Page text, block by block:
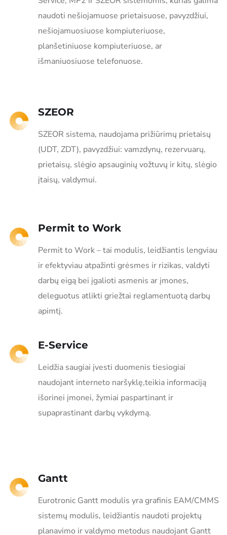
naudoti nešiojamuose prietaisuose, pavyzdžiui,
nešiojamuosiuose kompiuteriuose,
planšetiniuose kompiuteriuose, ar
išmaniuosiuose telefonuose.
SZEOR
SZEOR sistema, naudojama prižiūrimų prietaisų
(UDT, ZDT), pavyzdžiui: vamzdynų, rezervuarų,
prietaisų, slėgio apsauginių vožtuvų ir kitų, slėgio
įtaisų, valdymui.
Permit to Work
Permit to Work – tai modulis, leidžiantis lengviau
ir efektyviau atpažinti grėsmes ir rizikas, valdyti
darbų eigą bei įgalioti asmenis ar įmones,
deleguotus atlikti griežtai reglamentuotą darbų
apimtį.
E-Service
Leidžia saugiai įvesti duomenis tiesiogiai
naudojant interneto naršyklę,teikia informaciją
išorinei įmonei, žymiai paspartinant ir
supaprastinant darbų vykdymą.
Gantt
Eurotronic Gantt modulis yra grafinis EAM/CMMS
sistemų modulis, leidžiantis naudoti projektų
planavimo ir valdymo metodus naudojant Gantt